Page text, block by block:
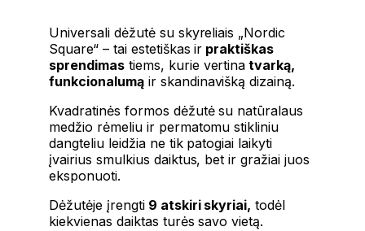
Universali dėžutė su skyreliais „Nordic
Square“ – tai estetiškas ir praktiškas
sprendimastiems, kurie vertina tvarką,
funkcionalumąir skandinavišką dizainą.
Kvadratinės formos dėžutė su natūralaus
medžio rėmeliu ir permatomu stikliniu
dangteliu leidžia ne tik patogiai laikyti
įvairius smulkius daiktus, bet ir gražiai juos
eksponuoti.
Dėžutėje įrengti9 atskiri skyriai, todėl
kiekvienas daiktas turės savo vietą.